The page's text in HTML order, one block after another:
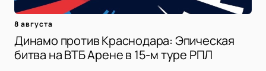
8 августа
Динамо против Краснодара: Эпическая
битва на ВТБ Арене в 15-м туре РПЛ